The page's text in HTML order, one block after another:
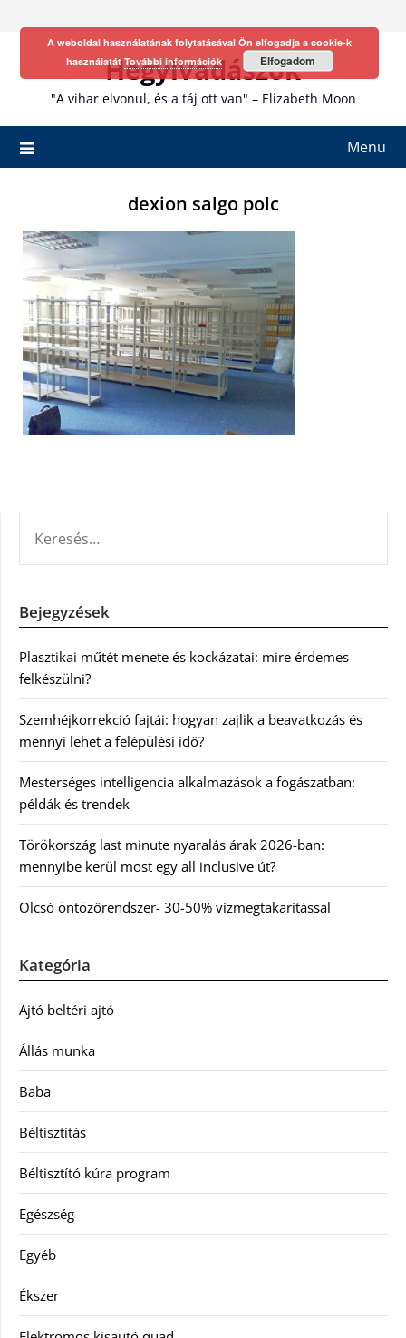
Hegyivadászok
"A vihar elvonul, és a táj ott van" – Elizabeth Moon
Menu
dexion salgo polc
Bejegyzések
Plasztikai műtét menete és kockázatai: mire érdemes
felkészülni?
Szemhéjkorrekció fajtái: hogyan zajlik a beavatkozás és
mennyi lehet a felépülési idő?
Mesterséges intelligencia alkalmazások a fogászatban:
példák és trendek
Törökország last minute nyaralás árak 2026-ban:
mennyibe kerül most egy all inclusive út?
Olcsó öntözőrendszer- 30-50% vízmegtakarítással
Kategória
Ajtó beltéri ajtó
Állás munka
Baba
Béltisztítás
Béltisztító kúra program
Egészség
Egyéb
Ékszer
A weboldal használatának folytatásával Ön elfogadja a cookie-k
használatátTovábbi információk Elfogadom